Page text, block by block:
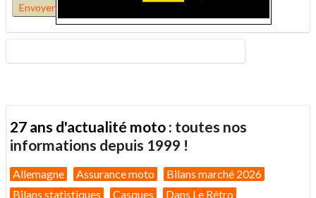
Envoyer cette annonce à un ami
27 ans d'actualité moto : toutes nos
informations depuis 1999 !
Allemagne Assurance moto
Bilans marché 2026
Bilans statistiques
Casques Dans Le Rétro